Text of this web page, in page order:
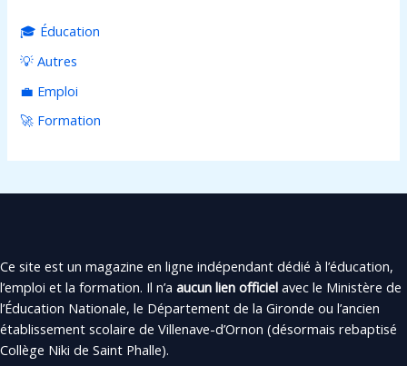
🎓 Éducation
💡 Autres
💼 Emploi
🚀 Formation
Ce site est un magazine en ligne indépendant dédié à l’éducation,
l’emploi et la formation. Il n’a aucun lien officiel avec le Ministère de
l’Éducation Nationale, le Département de la Gironde ou l’ancien
établissement scolaire de Villenave-d’Ornon (désormais rebaptisé
Collège Niki de Saint Phalle).